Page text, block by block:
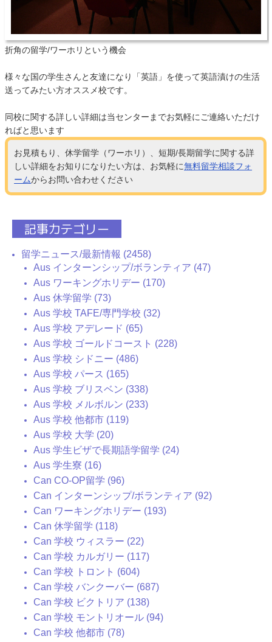
折角の留学/ワーホリという機会
様々な国の学生さんと友達になり「英語」を使って英語漬けの生活
送ってみたい方オススメ校です。
同校に関する詳しい詳細は当センターまでお気軽にご連絡いただけ
ればと思います
お見積もり、休学留学（ワーホリ）、短期/長期留学に関する詳
しい詳細をお知りになりたい方は、お気軽に無料留学相談フォ
ームからお問い合わせください
記事カテゴリー
留学ニュース/最新情報 (2458)
Aus インターンシップ/ボランティア (47)
Aus ワーキングホリデー (170)
Aus 休学留学 (73)
Aus 学校 TAFE/専門学校 (32)
Aus 学校 アデレード (65)
Aus 学校 ゴールドコースト (228)
Aus 学校 シドニー (486)
Aus 学校 パース (165)
Aus 学校 ブリスベン (338)
Aus 学校 メルボルン (233)
Aus 学校 他都市 (119)
Aus 学校 大学 (20)
Aus 学生ビザで長期語学留学 (24)
Aus 学生寮 (16)
Can CO-OP留学 (96)
Can インターンシップ/ボランティア (92)
Can ワーキングホリデー (193)
Can 休学留学 (118)
Can 学校 ウィスラー (22)
Can 学校 カルガリー (117)
Can 学校 トロント (604)
Can 学校 バンクーバー (687)
Can 学校 ビクトリア (138)
Can 学校 モントリオール (94)
Can 学校 他都市 (78)